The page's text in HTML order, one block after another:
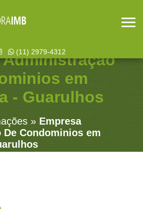
(11) 2979-4312
Administração
em
- Guarulhos
» Empresa
Condominios em